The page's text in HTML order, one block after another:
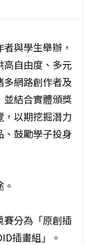
與學生舉辦，
高自由度、多元
網路創作者及
並結合實體頒獎
以期挖掘潛力
鼓勵學子投身
賽分為「原創插
插畫組」。